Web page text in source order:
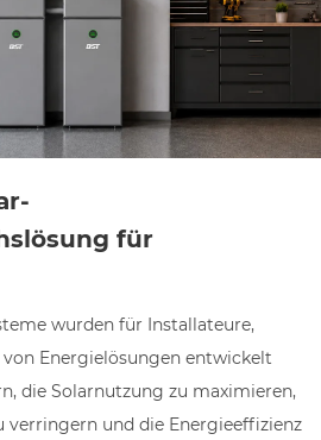
für
wurden für Installateure,
Energielösungen entwickelt
die Solarnutzung zu maximieren,
verringern und die Energieeffizienz